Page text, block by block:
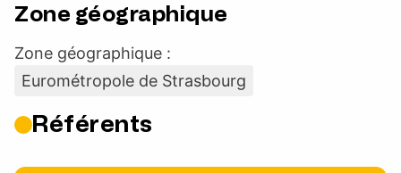
Zone géographique
Zone géographique :
Eurométropole de Strasbourg
Référents